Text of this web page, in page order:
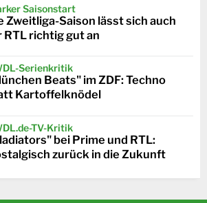
Saisonstart
Zweitliga-Saison lässt sich auch
RTL richtig gut an
Serienkritik
Beats" im ZDF: Techno
Kartoffelknödel
TV-Kritik
bei Prime und RTL:
zurück in die Zukunft